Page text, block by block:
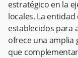
estratégico en la
locales. La
establecidos para
ofrece una amplia
que